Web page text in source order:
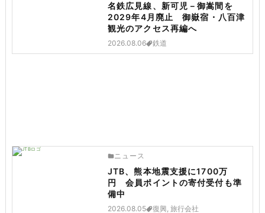
名鉄広見線、新可児－御嵩間を
2029年4月廃止 御嶽宿・八百津
観光のアクセス再編へ
2026.08.06 鉄道
ニュース
JTB、熊本地震支援に1700万
円 会員ポイントの寄付受付も準
備中
2026.08.05 復興, 旅行会社